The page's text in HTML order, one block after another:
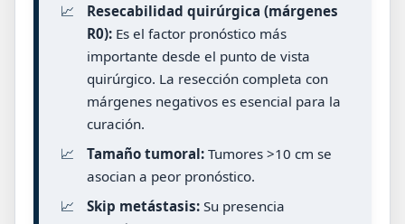
📈
Resecabilidad quirúrgica (márgenes
R0):Es el factor pronóstico más
importante desde el punto de vista
quirúrgico. La resección completa con
márgenes negativos es esencial para la
curación.
📈
Tamaño tumoral:Tumores >10 cm se
asocian a peor pronóstico.
📈
Skip metástasis:Su presencia